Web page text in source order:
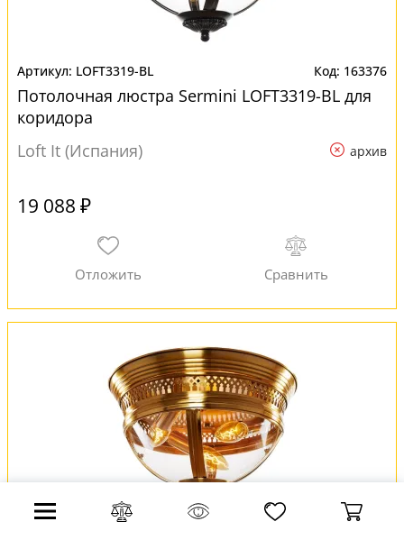
LOFT3319-BL 163376
Потолочная люстра Sermini LOFT3319-BL для
коридора
Loft It (Испания)
архив
19 088 ₽